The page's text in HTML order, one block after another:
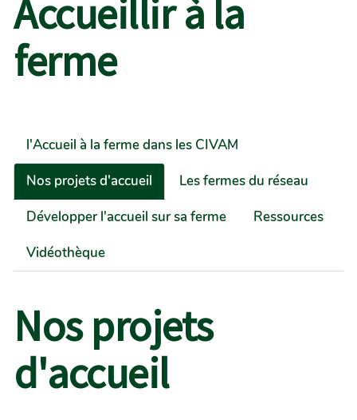
Accueillir à la
ferme
l'Accueil à la ferme dans les CIVAM
Nos projets d'accueil
Les fermes du réseau
Développer l'accueil sur sa ferme
Ressources
Vidéothèque
Nos projets
d'accueil